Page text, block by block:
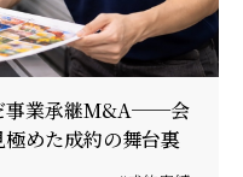
事業承継M&A──会
めた成約の舞台裏